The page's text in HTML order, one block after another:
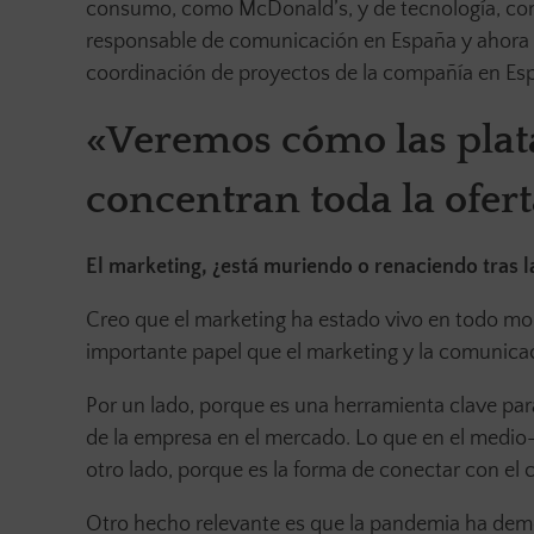
consumo, como McDonald’s, y de tecnología,
responsable de comunicación en España y
coordinación de proyectos de la compañía en
«Veremos cómo las
concentran toda la
El marketing, ¿está muriendo o renaciendo tras
Creo que el marketing ha estado vivo en todo
importante papel que el marketing y la
Por un lado, porque es una herramienta clave
de la empresa en el mercado. Lo que en el
otro lado, porque es la forma de conectar con el
Otro hecho relevante es que la pandemia ha